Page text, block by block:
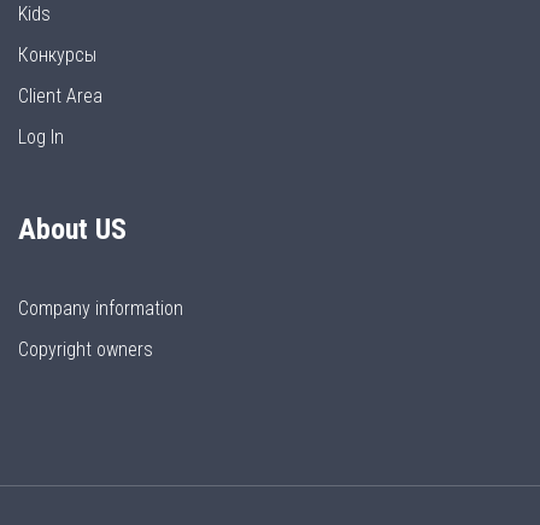
Kids
Конкурсы
Client Area
Log In
About US
Company information
Copyright owners